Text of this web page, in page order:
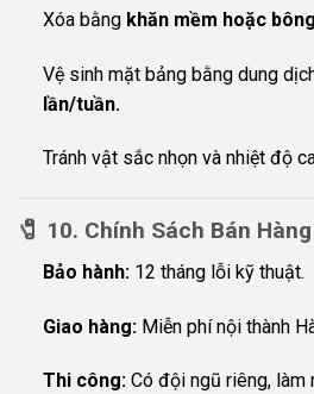
Xóa bằng khăn mềm hoặc
Vệ sinh mặt bảng bằng dung
lần/tuần.
Tránh vật sắc nhọn và nhiệt độ
🧷 10. Chính Sách Bán
Bảo hành:12 tháng lỗi kỹ thuật.
Giao hàng:Miễn phí nội thành
Thi công:Có đội ngũ riêng, làm